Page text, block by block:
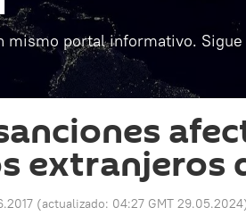
mismo portal informativo.
extranjeros
(actualizado: 04:27 GMT 29.05.2024